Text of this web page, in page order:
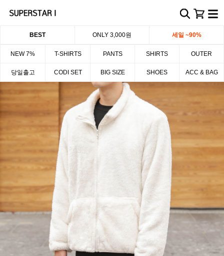
BEST ONLY 3,000원 세일 ~90%
NEW 7% T-SHIRTS PANTS SHIRTS OUTER
당일출고 CODI SET BIG SIZE SHOES ACC & BAG